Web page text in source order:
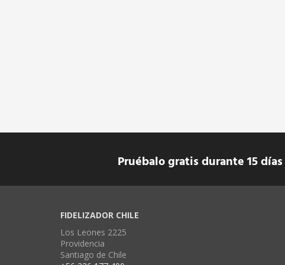
Pruébalo gratis durante 15
FIDELIZADOR CHILE
Los Leones 2225
Providencia
Santiago de Chile